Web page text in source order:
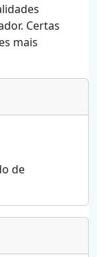
Certas
mais
de